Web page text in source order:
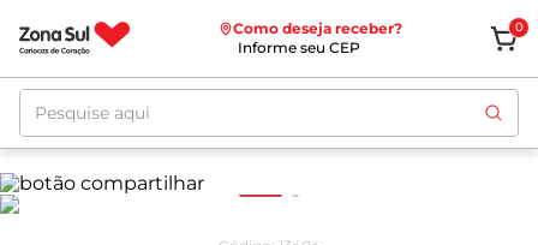
Como deseja receber?
Informe seu CEP
0
Pesquise aqui